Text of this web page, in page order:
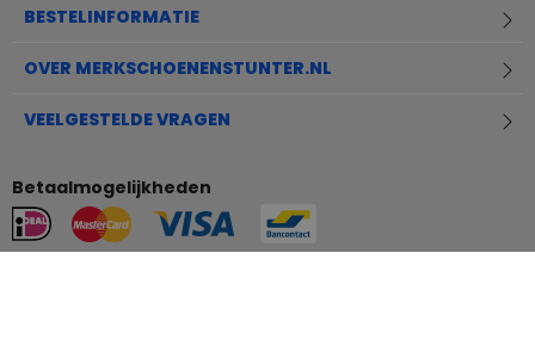
BESTELINFORMATIE
OVER MERKSCHOENENSTUNTER.NL
VEELGESTELDE VRAGEN
Betaalmogelijkheden